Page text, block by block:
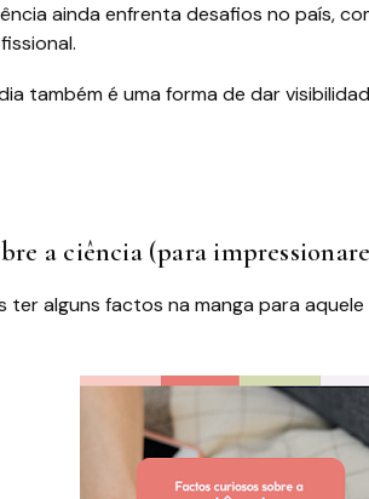
ainda enfrenta desafios no país,
também é uma forma de dar
a ciência (para
ter alguns factos na manga para